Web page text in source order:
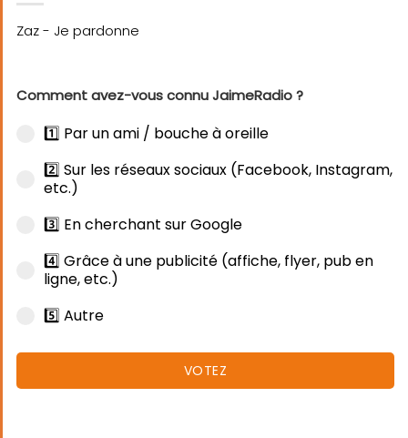
Comment avez-vous connu JaimeRadio ?
1️⃣ Par un ami / bouche à oreille
2️⃣ Sur les réseaux sociaux (Facebook, Instagram,
etc.)
3️⃣ En cherchant sur Google
4️⃣ Grâce à une publicité (affiche, flyer, pub en
ligne, etc.)
5️⃣ Autre
VOTEZ